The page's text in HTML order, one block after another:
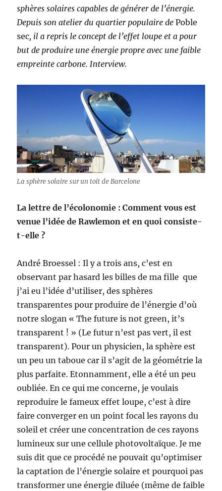
sphères solaires capables de générer de l’énergie.
Depuis son atelier du quartier populaire dePoble
sec, il a repris le concept de l’effet loupeet a pour
but de produire une énergie propre avec une faible
empreinte carbone. Interview.
La sphère solaire sur un toit de Barcelone
La lettre de l’écolonomie : Comment vous est
venue l’idée de Rawlemon et en quoi consiste-
t-elle ?
André Broessel : Il y a trois ans, c’est en
observant par hasard les billes de ma fille que
j’ai eu l’idée d’utiliser, des sphères
transparentes pour produire de l’énergie d’où
notre slogan « The future is not green, it’s
transparent ! » (Le futur n’est pas vert, il est
transparent). Pour un physicien, la sphère est
un peu un taboue car il s’agit de la géométrie la
plus parfaite. Etonnamment, elle a été un peu
oubliée. En ce qui me concerne, je voulais
reproduire le fameux effet loupe, c’est à dire
faire converger en un point focal les rayons du
soleil et créer une concentration de ces rayons
lumineux sur une cellule photovoltaïque. Je me
suis dit que ce procédé ne pouvait qu’optimiser
la captation de l’énergie solaire et pourquoi pas
transformer une énergie diluée (même de faible